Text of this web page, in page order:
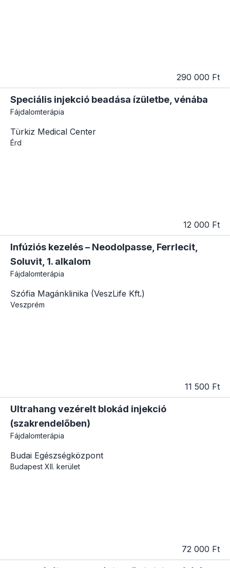
290 000 Ft
Speciális injekció beadása ízületbe, vénába
Fájdalomterápia
Türkiz Medical Center
Érd
12 000 Ft
Infúziós kezelés – Neodolpasse, Ferrlecit,
Soluvit, 1. alkalom
Fájdalomterápia
Szófia Magánklinika (VeszLife Kft.)
Veszprém
11 500 Ft
Ultrahang vezérelt blokád injekció
(szakrendelőben)
Fájdalomterápia
Budai Egészségközpont
Budapest XII. kerület
72 000 Ft